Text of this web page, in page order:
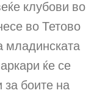
клубови во
во Тетово
младинската
ќе се
за боите на